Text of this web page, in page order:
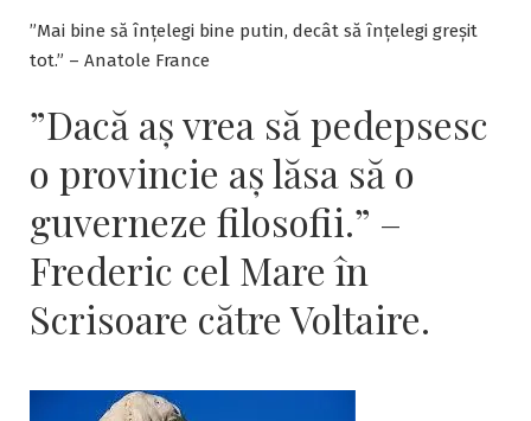
”Mai bine să înțelegi bine putin, decât să înțelegi greșit
tot.” – Anatole France
”Dacă aş vrea să pedepsesc
o provincie aş lăsa să o
guverneze filosofii.” –
Frederic cel Mare în
Scrisoare către Voltaire.